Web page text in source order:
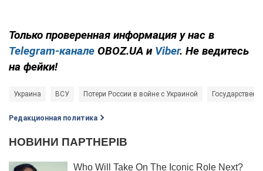
Только проверенная информация у нас в
Telegram-канале OBOZ.UA и Viber. Не ведитесь
на фейки!
Украина ВСУ Потери России в войне с Украиной
Редакционная политика